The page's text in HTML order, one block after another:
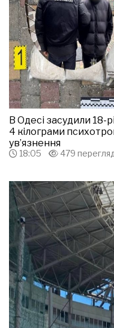
В Одесі засудили 18-
4 кілограми
ув’язнення
18:05 479